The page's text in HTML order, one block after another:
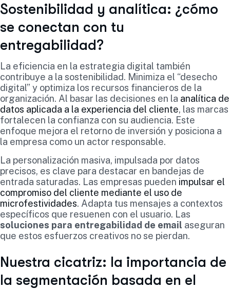
Sostenibilidad y analítica: ¿cómo
se conectan con tu
entregabilidad?
La eficiencia en la estrategia digital también
contribuye a la sostenibilidad. Minimiza el “desecho
digital” y optimiza los recursos financieros de la
organización. Al basar las decisiones en la analítica de
datos aplicada a la experiencia del cliente, las marcas
fortalecen la confianza con su audiencia. Este
enfoque mejora el retorno de inversión y posiciona a
la empresa como un actor responsable.
La personalización masiva, impulsada por datos
precisos, es clave para destacar en bandejas de
entrada saturadas. Las empresas pueden impulsar el
compromiso del cliente mediante el uso de
microfestividades. Adapta tus mensajes a contextos
específicos que resuenen con el usuario. Las
soluciones para entregabilidad de email aseguran
que estos esfuerzos creativos no se pierdan.
Nuestra cicatriz: la importancia de
la segmentación basada en el